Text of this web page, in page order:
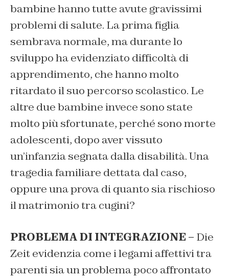
bambine hanno tutte avute gravissimi
problemi di salute. La prima figlia
sembrava normale, ma durante lo
sviluppo ha evidenziato difficoltà di
apprendimento, che hanno molto
ritardato il suo percorso scolastico. Le
altre due bambine invece sono state
molto più sfortunate, perché sono morte
adolescenti, dopo aver vissuto
un’infanzia segnata dalla disabilità. Una
tragedia familiare dettata dal caso,
oppure una prova di quanto sia rischioso
il matrimonio tra cugini?
PROBLEMA DI INTEGRAZIONE – Die
Zeit evidenzia come i legami affettivi tra
parenti sia un problema poco affrontato